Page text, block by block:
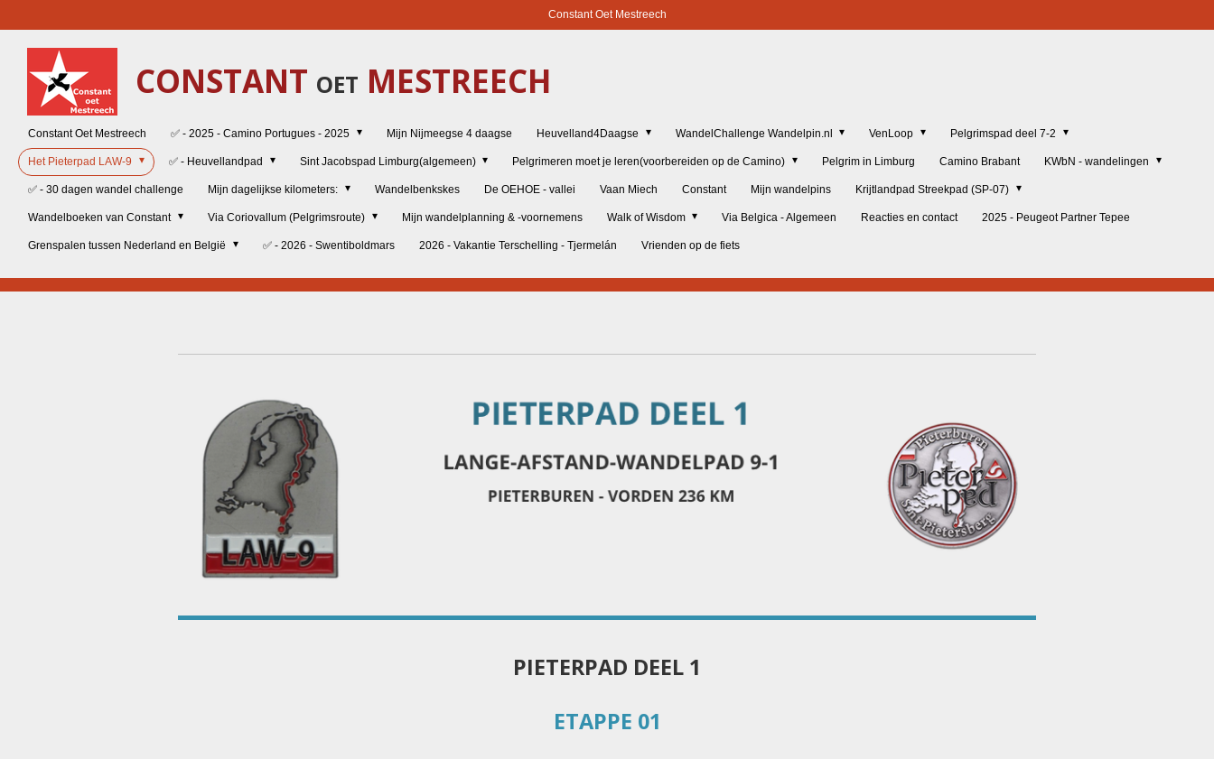
hoofdinhoud
Constant Oet Mestreech
CONSTANT OET MESTREECH
Constant Oet Mestreech ✅ - 2025 - Camino Portugues - 2025 Mijn Nijmeegse 4 daagse Heuvelland4Daagse WandelChallenge Wandelpin.nl VenLoop Pelgrimspad deel 7-2
Het Pieterpad LAW-9 ✅ - Heuvellandpad Sint Jacobspad Limburg(algemeen) Pelgrimeren moet je leren(voorbereiden op de Camino) Pelgrim in Limburg Camino Brabant KWbN - wandelingen
✅ - 30 dagen wandel challenge Mijn dagelijkse kilometers: Wandelbenkskes De OEHOE - vallei Vaan Miech Constant Mijn wandelpins Krijtlandpad Streekpad (SP-07)
Wandelboeken van Constant Via Coriovallum (Pelgrimsroute) Mijn wandelplanning & -voornemens Walk of Wisdom Via Belgica - Algemeen Reacties en contact 2025 - Peugeot Partner Tepee
Grenspalen tussen Nederland en België ✅ - 2026 - Swentiboldmars 2026 - Vakantie Terschelling - Tjermelán Vrienden op de fiets
PIETERPAD DEEL 1
ETAPPE 01